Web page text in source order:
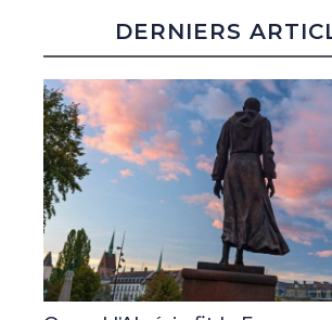
DERNIERS